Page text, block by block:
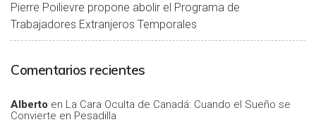
Pierre Poilievre propone abolir el Programa de
Trabajadores Extranjeros Temporales
Comentarios recientes
Alberto en La Cara Oculta de Canadá: Cuando el Sueño se
Convierte en Pesadilla